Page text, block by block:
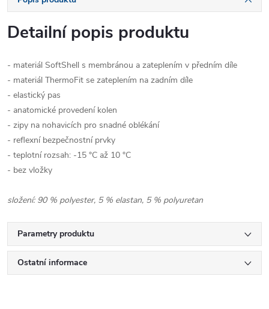
Detailní popis produktu
- materiál SoftShell s membránou a zateplením v předním díle
- materiál ThermoFit se zateplením na zadním díle
- elastický pas
- anatomické provedení kolen
- zipy na nohavicích pro snadné oblékání
- reflexní bezpečnostní prvky
- teplotní rozsah: -15 °C až 10 °C
- bez vložky
složení: 90 % polyester, 5 % elastan, 5 % polyuretan
Parametry produktu
Ostatní informace